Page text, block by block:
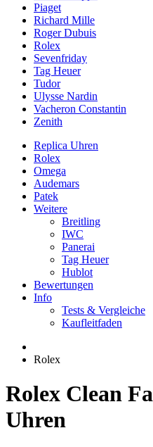
Piaget
Richard Mille
Roger Dubuis
Rolex
Sevenfriday
Tag Heuer
Tudor
Ulysse Nardin
Vacheron Constantin
Zenith
Replica Uhren
Rolex
Omega
Audemars
Patek
Weitere
Breitling
IWC
Panerai
Tag Heuer
Hublot
Bewertungen
Info
Tests & Vergleiche
Kaufleitfaden
Rolex
Rolex Clean
Uhren